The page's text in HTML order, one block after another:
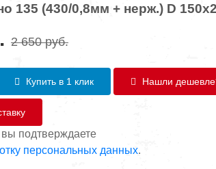
135 (430/0,8мм + нерж.) D
2 650 руб.
Купить в 1 клик Нашли
подтверждаете
персональных данных.